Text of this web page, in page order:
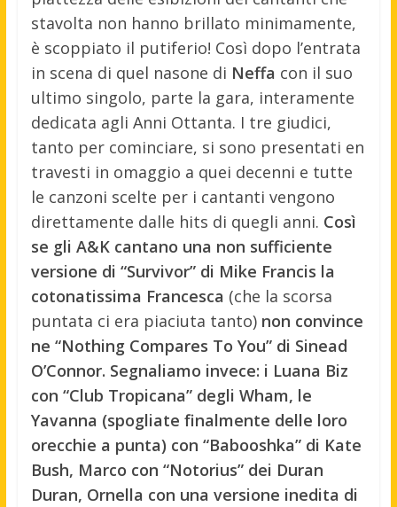
stavolta non hanno brillato minimamente,
è scoppiato il putiferio! Così dopo l’entrata
in scena di quel nasone di Neffa con il suo
ultimo singolo, parte la gara, interamente
dedicata agli Anni Ottanta. I tre giudici,
tanto per cominciare, si sono presentati en
travesti in omaggio a quei decenni e tutte
le canzoni scelte per i cantanti vengono
direttamente dalle hits di quegli anni. Così
se gli A&K cantano una non sufficiente
versione di “Survivor” di Mike Francis la
cotonatissima Francesca (che la scorsa
puntata ci era piaciuta tanto) non convince
ne “Nothing Compares To You” di Sinead
O’Connor. Segnaliamo invece: i Luana Biz
con “Club Tropicana” degli Wham, le
Yavanna (spogliate finalmente delle loro
orecchie a punta) con “Babooshka” di Kate
Bush, Marco con “Notorius” dei Duran
Duran, Ornella con una versione inedita di